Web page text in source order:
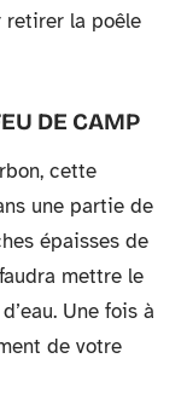
retirer la poêle
DE CAMP
cette
une partie de
épaisses de
mettre le
Une fois à
de votre